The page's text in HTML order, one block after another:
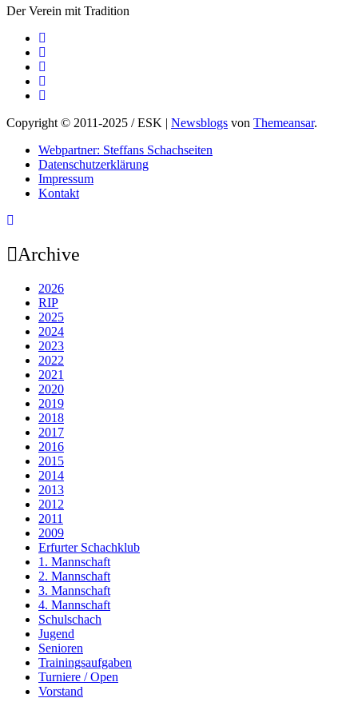
Der Verein mit Tradition
Copyright © 2011-2025 / ESK | Newsblogs von Themeansar.
Webpartner: Steffans Schachseiten
Datenschutzerklärung
Impressum
Kontakt
Archive
2026
RIP
2025
2024
2023
2022
2021
2020
2019
2018
2017
2016
2015
2014
2013
2012
2011
2009
Erfurter Schachklub
1. Mannschaft
2. Mannschaft
3. Mannschaft
4. Mannschaft
Schulschach
Jugend
Senioren
Trainingsaufgaben
Turniere / Open
Vorstand